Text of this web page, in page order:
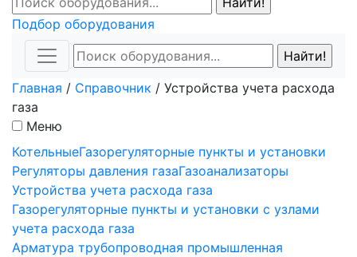
Подбор оборудования
Главная / Справочник / Устройства учета расхода
газа
Меню
КотельныеГазорегуляторные пункты и установки
Регуляторы давления газаГазоанализаторы
Устройства учета расхода газа
Газорегуляторные пункты и установки с узлами
учета расхода газа
Арматура трубопроводная промышленная